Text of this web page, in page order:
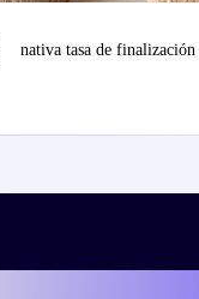
nativa tasa de finalización